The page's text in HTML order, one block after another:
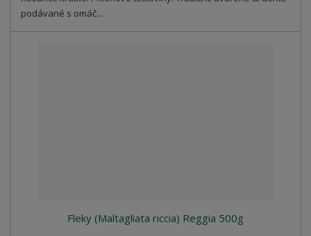
podávané s omáč...
Fleky (Maltagliata riccia) Reggia 500g